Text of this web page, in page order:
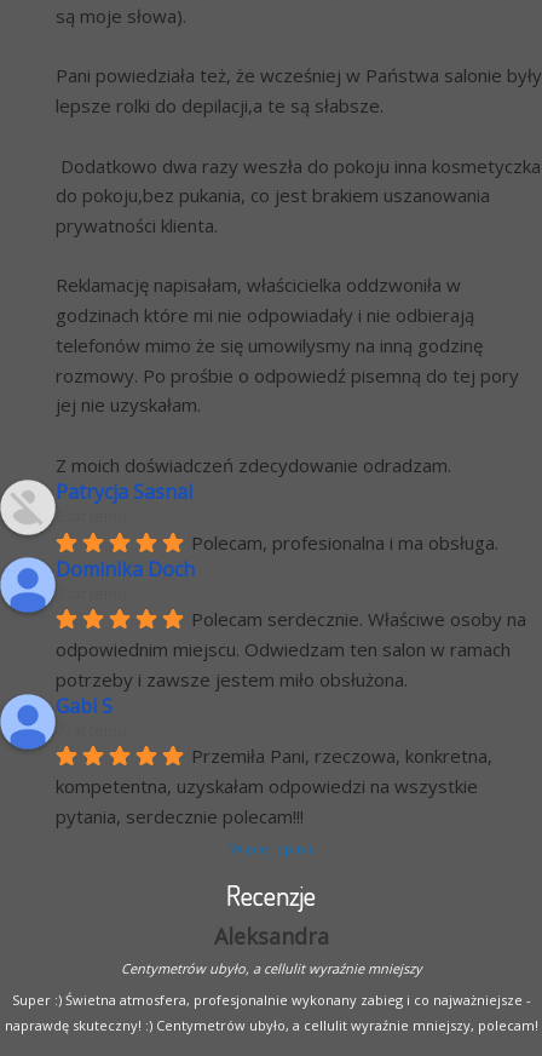
są moje słowa).
Pani powiedziała też, że wcześniej w Państwa salonie były
lepsze rolki do depilacji,a te są słabsze.
Dodatkowo dwa razy weszła do pokoju inna kosmetyczka
do pokoju,bez pukania, co jest brakiem uszanowania
prywatności klienta.
Reklamację napisałam, właścicielka oddzwoniła w
godzinach które mi nie odpowiadały i nie odbierają
telefonów mimo że się umowilysmy na inną godzinę
rozmowy. Po prośbie o odpowiedź pisemną do tej pory
jej nie uzyskałam.
Z moich doświadczeń zdecydowanie odradzam.
Patrycja Sasnal
Polecam, profesionalna i ma obsługa.
Dominika Doch
Polecam serdecznie. Właściwe osoby na
odpowiednim miejscu. Odwiedzam ten salon w ramach
potrzeby i zawsze jestem miło obsłużona.
Gabi S
Przemiła Pani, rzeczowa, konkretna,
kompetentna, uzyskałam odpowiedzi na wszystkie
pytania, serdecznie polecam!!!
Więcej opinii
Recenzje
Aleksandra
Centymetrów ubyło, a cellulit wyraźnie mniejszy
Super :) Świetna atmosfera, profesjonalnie wykonany zabieg i co najważniejsze -
naprawdę skuteczny! :) Centymetrów ubyło, a cellulit wyraźnie mniejszy, polecam!